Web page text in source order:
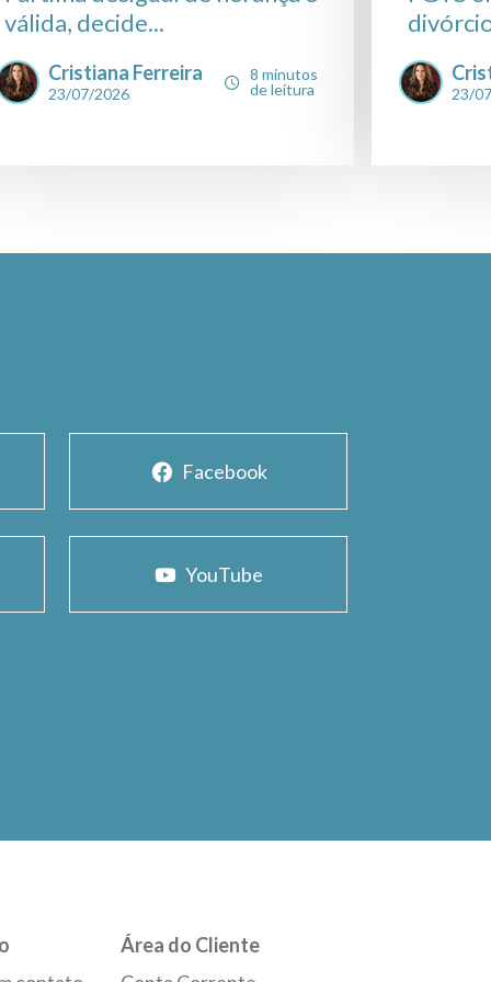
válida, decide...
Cristiana Ferreira
23/07/2026
8 minutos
de leitura
23/
Facebook
YouTube
Área do Cliente